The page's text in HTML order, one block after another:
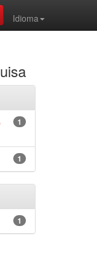
Idioma
1
1
1